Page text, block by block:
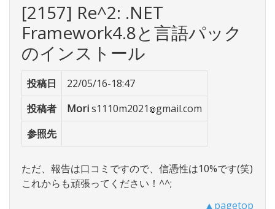
[2157] Re^2: .NET
Framework4.8と言語パック
のインストール
投稿日
22/05/16-18:47
投稿者
Moris1110m2021
gmail.com
参照先
ただ、報告は口コミですので、信憑性は10%です(笑)
これからも頑張ってください！^^;
▲pagetop